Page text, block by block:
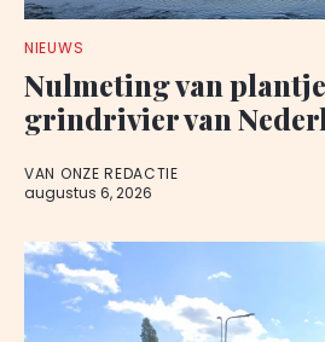
NIEUWS
Nulmeting van
grindrivier van
VAN ONZE REDACTIE
augustus 6, 2026